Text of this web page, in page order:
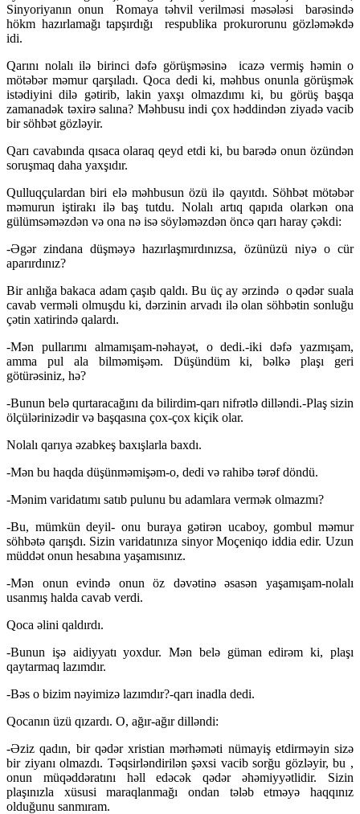
Sinyoriyanın onun Romaya təhvil verilməsi məsələsi barəsində
hökm hazırlamağı tapşırdığı respublika prokurorunu gözləməkdə
idi.
Qarını nolalı ilə birinci dəfə görüşməsinə icazə vermiş həmin o
mötəbər məmur qarşıladı. Qoca dedi ki, məhbus onunla görüşmək
istədiyini dilə gətirib, lakin yaxşı olmazdımı ki, bu görüş başqa
zamanadək təxirə salına? Məhbusu indi çox həddindən ziyadə vacib
bir söhbət gözləyir.
Qarı cavabında qısaca olaraq qeyd etdi ki, bu barədə onun özündən
soruşmaq daha yaxşıdır.
Qulluqçulardan biri elə məhbusun özü ilə qayıtdı. Söhbət mötəbər
məmurun iştirakı ilə baş tutdu. Nolalı artıq qapıda olarkən ona
gülümsəməzdən və ona nə isə söyləməzdən öncə qarı haray çəkdi:
-Əgər zindana düşməyə hazırlaşmırdınızsa, özünüzü niyə o cür
aparırdınız?
Bir anlığa bakaca adam çaşıb qaldı. Bu üç ay ərzində o qədər suala
cavab verməli olmuşdu ki, dərzinin arvadı ilə olan söhbətin sonluğu
çətin xatirində qalardı.
-Mən pullarımı almamışam-nəhayət, o dedi.-iki dəfə yazmışam,
amma pul ala bilməmişəm. Düşündüm ki, bəlkə plaşı geri
götürəsiniz, hə?
-Bunun belə qurtaracağını da bilirdim-qarı nifrətlə dilləndi.-Plaş sizin
ölçülərinizədir və başqasına çox-çox kiçik olar.
Nolalı qarıya əzabkeş baxışlarla baxdı.
-Mən bu haqda düşünməmişəm-o, dedi və rahibə tərəf döndü.
-Mənim varidatımı satıb pulunu bu adamlara vermək olmazmı?
-Bu, mümkün deyil- onu buraya gətirən ucaboy, gombul məmur
söhbətə qarışdı. Sizin varidatınıza sinyor Moçeniqo iddia edir. Uzun
müddət onun hesabına yaşamısınız.
-Mən onun evində onun öz dəvətinə əsasən yaşamışam-nolalı
usanmış halda cavab verdi.
Qoca əlini qaldırdı.
-Bunun işə aidiyyatı yoxdur. Mən belə güman edirəm ki, plaşı
qaytarmaq lazımdır.
-Bəs o bizim nəyimizə lazımdır?-qarı inadla dedi.
Qocanın üzü qızardı. O, ağır-ağır dilləndi:
-Əziz qadın, bir qədər xristian mərhəməti nümayiş etdirməyin sizə
bir ziyanı olmazdı. Təqsirləndirilən şəxsi vacib sorğu gözləyir, bu ,
onun müqəddəratını həll edəcək qədər əhəmiyyətlidir. Sizin
plaşınızla xüsusi maraqlanmağı ondan tələb etməyə haqqınız
olduğunu sanmıram.